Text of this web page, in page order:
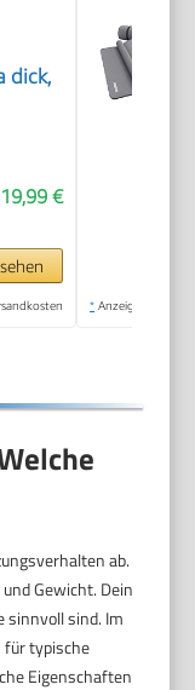
dick,
19,99 €
* Anzeige
ab.
Gewicht. Dein
sinnvoll sind. Im
für typische
Eigenschaften